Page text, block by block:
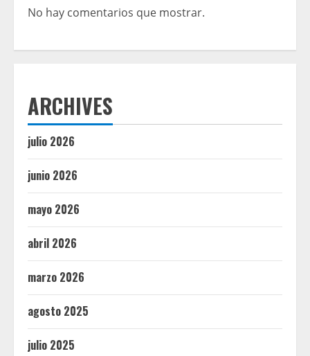
No hay comentarios que mostrar.
ARCHIVES
julio 2026
junio 2026
mayo 2026
abril 2026
marzo 2026
agosto 2025
julio 2025